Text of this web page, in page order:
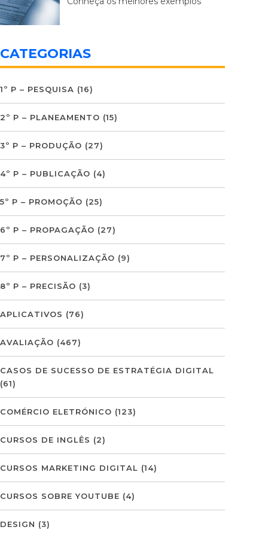
CATEGORIAS
1º P – PESQUISA (16)
2º P – PLANEAMENTO (15)
3º P – PRODUÇÃO (27)
4º P – PUBLICAÇÃO (4)
5º P – PROMOÇÃO (25)
6º P – PROPAGAÇÃO (27)
7º P – PERSONALIZAÇÃO (9)
8º P – PRECISÃO (3)
APLICATIVOS (76)
AVALIAÇÃO (467)
CASOS DE SUCESSO DE ESTRATÉGIA DIGITAL
(61)
COMÉRCIO ELETRÓNICO (123)
CURSOS DE INGLÊS (2)
CURSOS MARKETING DIGITAL (14)
CURSOS SOBRE YOUTUBE (4)
DESIGN (3)